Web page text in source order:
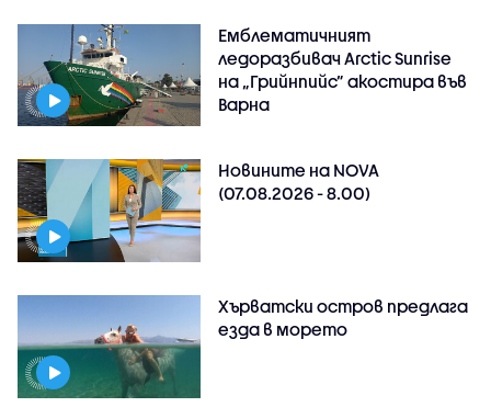
Емблематичният
ледоразбивач Arctic Sunrise
на „Грийнпийс” акостира във
Варна
Новините на NOVA
(07.08.2026 - 8.00)
Хърватски остров предлага
езда в морето